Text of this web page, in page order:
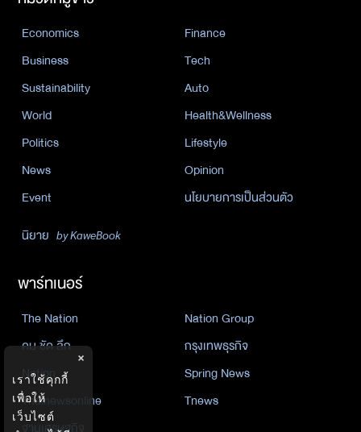
Economics
Finance
Business
Tech
Sustainability
Auto
World
Health&Wellness
Politics
Lifestyle
News
Opinion
Event
นโยบายการเป็นส่วนตัว
นิยาย by KaweBook
พาร์ทเนอร์
The Nation
Nation Group
คม ชัด ลึก
กรุงเทพธุรกิจ
Nation
Spring News
Thainewsonline
Tnews
×
เราใช้คุกกี้
เพื่อให้
เว็บไซต์